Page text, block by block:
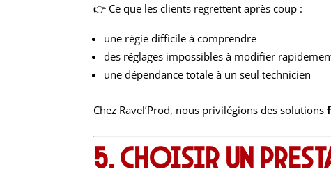
👉 Ce que les clients regrettent après coup :
une régie difficile à comprendre
des réglages impossibles à modifier
une dépendance totale à un seul technicien
Chez Ravel’Prod, nous privilégions des solutions
5. Choisir un